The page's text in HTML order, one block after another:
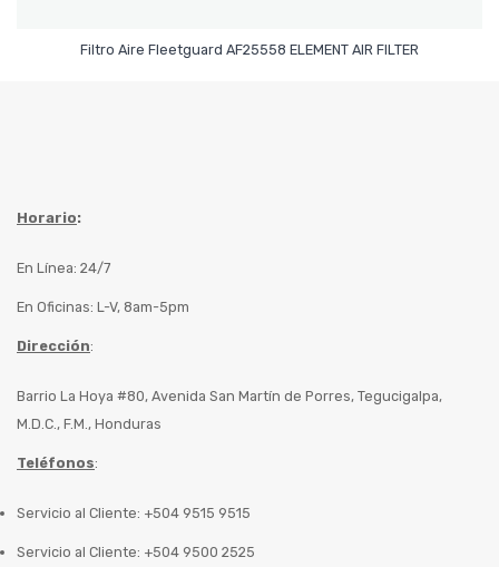
Filtro Aire Fleetguard AF25558 ELEMENT AIR FILTER
Horario:
En Línea: 24/7
En Oficinas: L-V, 8am-5pm
Dirección:
Barrio La Hoya #80, Avenida San Martín de Porres, Tegucigalpa,
M.D.C., F.M., Honduras
Teléfonos:
Servicio al Cliente: +504 9515 9515
Servicio al Cliente: +504 9500 2525